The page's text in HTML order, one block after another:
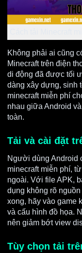
Không phải ai cũng
Minecraft trên điện
di động đã được tối
dàng xây dựng, sinh
minecraft miễn phí
nhau giữa Android
toàn.
Tải và cài đặt
Người dùng Android
minecraft miễn phí,
ngoài. Với file APK,
dụng không rõ
xong, hãy vào game
và cấu hình đồ họa.
nên giảm bớt view
Tùy chọn tải